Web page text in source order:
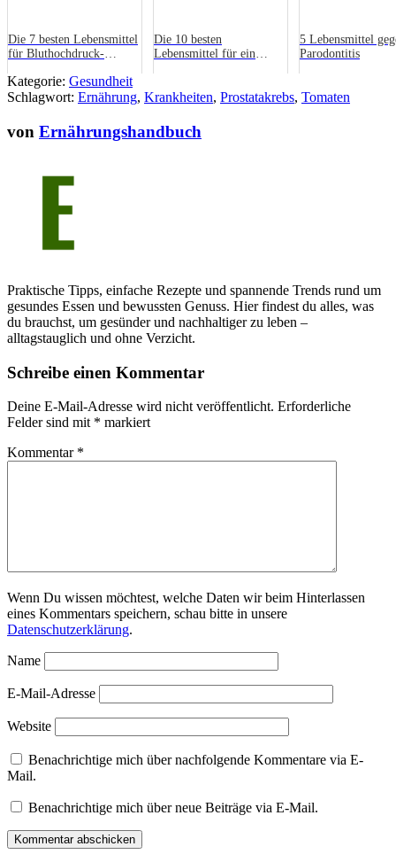
Die 7 besten Lebensmittel
für Bluthochdruck-
Die 10 besten
Lebensmittel für ein
5 Lebensmittel
Parodontitis
Kategorie: Gesundheit
Schlagwort: Ernährung, Krankheiten, Prostatakrebs, Tomaten
von Ernährungshandbuch
Praktische Tipps, einfache Rezepte und spannende Trends rund um
gesundes Essen und bewussten Genuss. Hier findest du alles, was
du brauchst, um gesünder und nachhaltiger zu leben –
alltagstauglich und ohne Verzicht.
Schreibe einen Kommentar
Deine E-Mail-Adresse wird nicht veröffentlicht. Erforderliche
Felder sind mit * markiert
Kommentar *
Wenn Du wissen möchtest, welche Daten wir beim Hinterlassen
eines Kommentars speichern, schau bitte in unsere
Datenschutzerklärung.
Name
E-Mail-Adresse
Website
Benachrichtige mich über nachfolgende Kommentare via E-
Mail.
Benachrichtige mich über neue Beiträge via E-Mail.